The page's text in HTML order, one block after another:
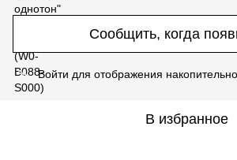
Сообщить, когда
% Войти для отображения
В избранное